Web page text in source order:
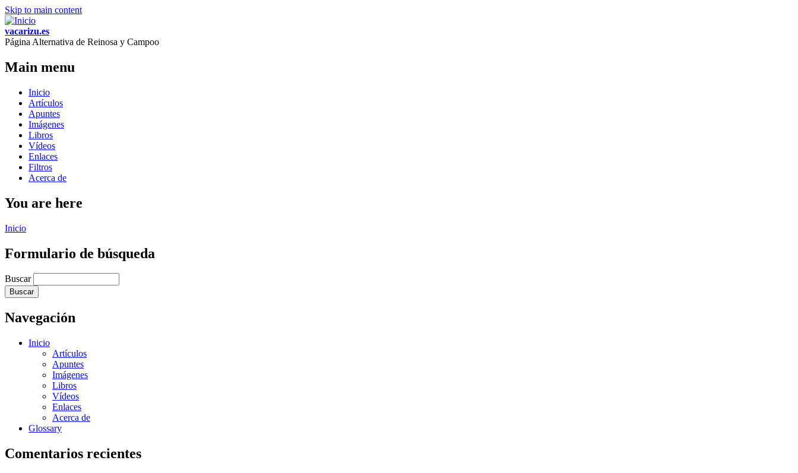
Skip to main content
vacarizu.es
Página Alternativa de Reinosa y Campoo
Main menu
Inicio
Artículos
Apuntes
Imágenes
Libros
Vídeos
Enlaces
Filtros
Acerca de
You are here
Inicio
Formulario de búsqueda
Buscar
Navegación
Inicio
Artículos
Apuntes
Imágenes
Libros
Vídeos
Enlaces
Acerca de
Glossary
Comentarios recientes